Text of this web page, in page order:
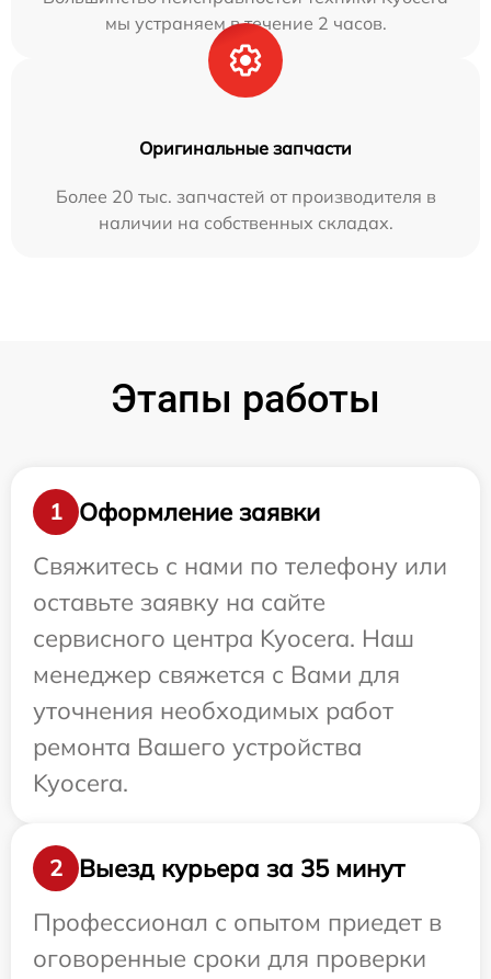
мы устраняем в течение 2 часов.
Оригинальные запчасти
Более 20 тыс. запчастей от производителя в
наличии на собственных складах.
Этапы работы
1
Оформление заявки
Свяжитесь с нами по телефону или
оставьте заявку на сайте
сервисного центра Kyocera. Наш
менеджер свяжется с Вами для
уточнения необходимых работ
ремонта Вашего устройства
Kyocera.
2
Выезд курьера за 35 минут
Профессионал с опытом приедет в
оговоренные сроки для проверки